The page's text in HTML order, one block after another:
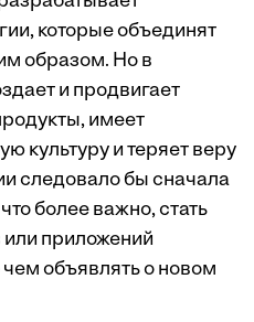
которые объединят
образом. Но в
и продвигает
имеет
культуру и теряет веру
следовало бы сначала
более важно, стать
приложений
объявлять о новом